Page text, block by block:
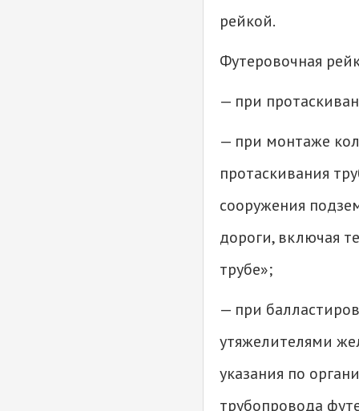
рейкой.
Футеровочная
— при
— при монтаже
протаскивания
сооружения
дороги, включая
трубе»;
— при
утяжелителями
указания по
трубопровода